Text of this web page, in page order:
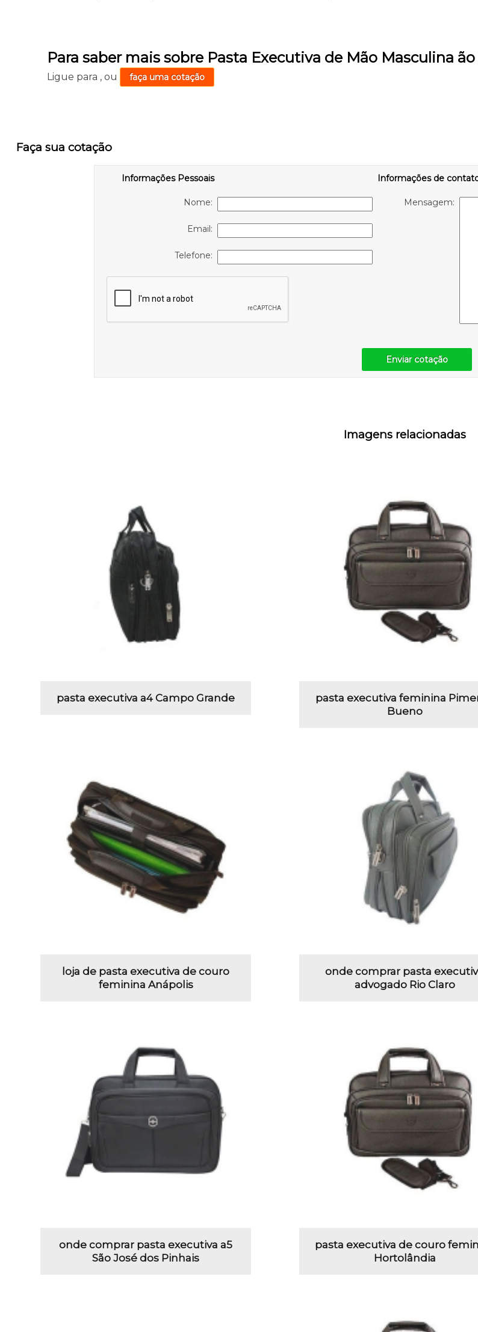
Para saber mais sobre Pasta Executiva de Mão Masculina
Ligue para ,ou faça uma cotação
Faça sua cotação
Informações Pessoais
Nome:
Email:
Telefone:
Informações de
Mensagem:
Enviar cotação
Imagens relacionadas
pasta executiva a4 Campo Grande
pasta executiva feminina
Bueno
loja de pasta executiva de couro
feminina Anápolis
onde comprar pasta
advogado Rio Claro
onde comprar pasta executiva a5
São José dos Pinhais
pasta executiva de couro
Hortolândia